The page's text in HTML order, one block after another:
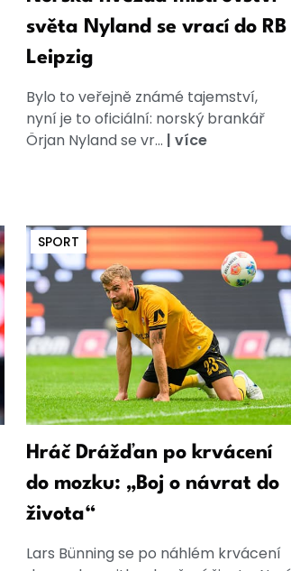
světa Nyland se vrací do RB
Leipzig
Bylo to veřejně známé tajemství,
nyní je to oficiální: norský brankář
Örjan Nyland se vr... | více
SPORT
Hráč Drážďan po krvácení
do mozku: „Boj o návrat do
života“
Lars Bünning se po náhlém krvácení